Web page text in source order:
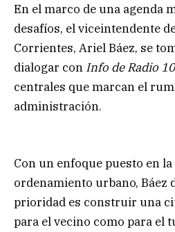
En el marco de una agenda
desafíos, el viceintendente
Corrientes, Ariel Báez, se
dialogar con Info de Radio
centrales que marcan el
administración.
Con un enfoque puesto en
ordenamiento urbano, Báez
prioridad es construir una
para el vecino como para el